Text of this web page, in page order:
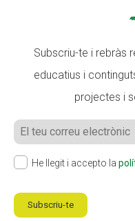
Subscriu-te i rebràs
educatius i
projectes i
He llegit i accepto la
Subscriu-te